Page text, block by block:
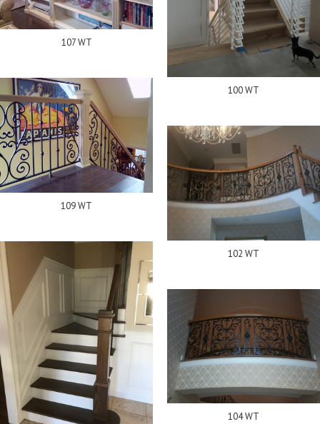
107 WT
109 WT
100 WT
102 WT
104 WT